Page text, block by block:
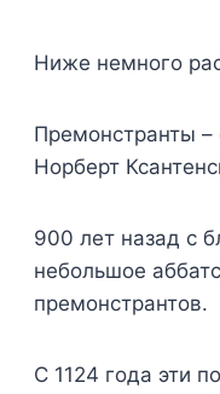
Ниже немного
Премонстранты
Норберт
900 лет назад с
небольшое
премонстрантов.
С 1124 года эти